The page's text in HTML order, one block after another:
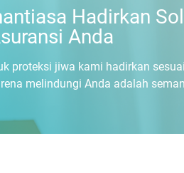
Hadirkan
Anda
proteksi jiwa kami hadirkan
melindungi Anda adalah